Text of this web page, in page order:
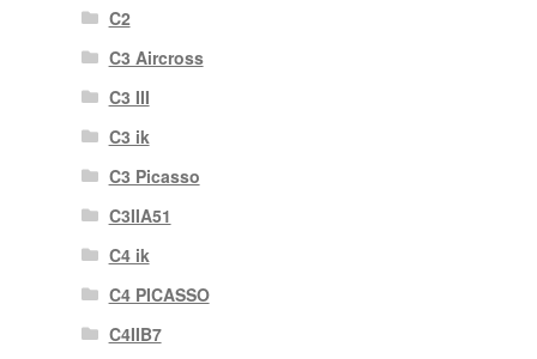
C2
C3 Aircross
C3 III
C3 ik
C3 Picasso
C3IIA51
C4 ik
C4 PICASSO
C4IIB7